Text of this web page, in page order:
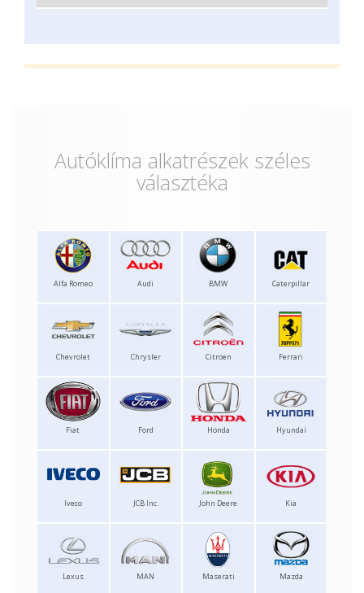
Autóklíma alkatrészek széles
választéka
Alfa Romeo Audi BMW Caterpillar
Chevrolet Chrysler Citroen Ferrari
Fiat Ford Honda Hyundai
Iveco JCB Inc. John Deere Kia
Lexus MAN Maserati Mazda